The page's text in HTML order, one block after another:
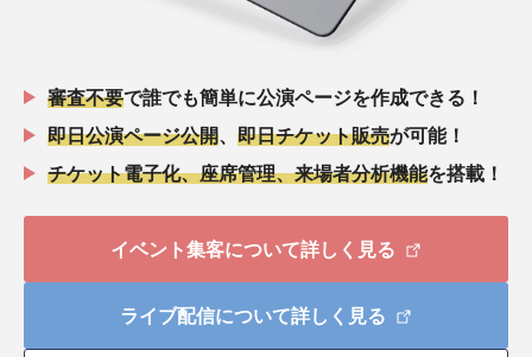
審査不要で誰でも簡単に公演ページを作成できる！
即日公演ページ公開
即日チケット販売が可能！
チケット電子化、座席管理、来場者分析機能を搭載！
イベント集客について詳しく見る
ライブ配信について詳しく見る